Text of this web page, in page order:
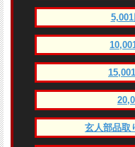
玄人部品取